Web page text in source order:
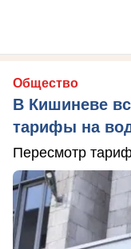
Общество
В Кишиневе
тарифы на
Пересмотр